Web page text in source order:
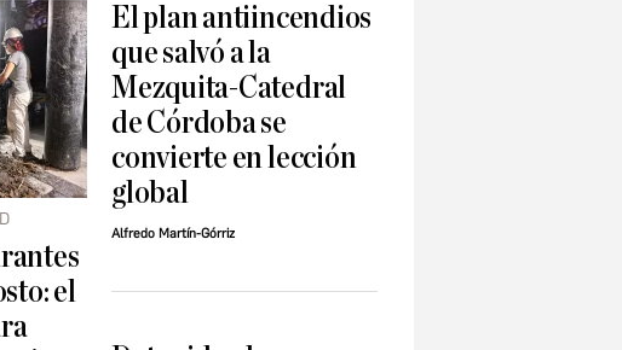
el
El plan antiincendios
que salvó a la
Mezquita-Catedral
de Córdoba se
convierte en lección
global
Alfredo Martín-Górriz